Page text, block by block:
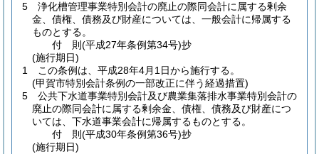
5
浄化槽管理事業特別会計の廃止の際同会計に属する剰余
金、債権、債務及び財産については、一般会計に帰属する
ものとする。
付 則(平成27年条例第34号)抄
(施行期日)
1
この条例は、平成28年4月1日から施行する。
(甲賀市特別会計条例の一部改正に伴う経過措置)
5
公共下水道事業特別会計及び農業集落排水事業特別会計の
廃止の際同会計に属する剰余金、債権、債務及び財産につ
いては、下水道事業会計に帰属するものとする。
付 則(平成30年条例第36号)抄
(施行期日)